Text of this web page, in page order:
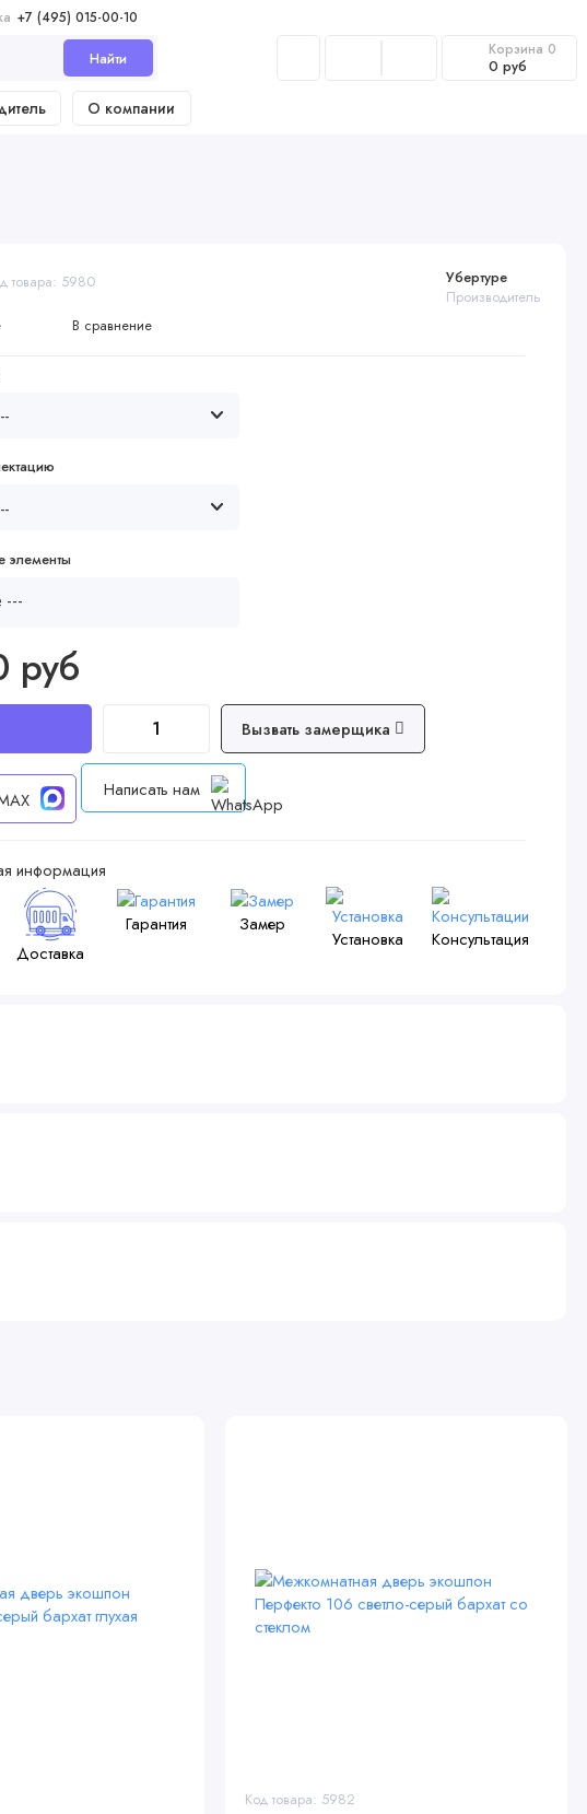
+7 (495) 015-00-10
Найти Корзина 0
0 руб
О компании
товара: 5980
Убертуре
Производитель
В сравнение
элементы
---
руб
Вызвать замерщика
Написать нам
информация
Доставка
Гарантия Замер
Установка Консультация
Код товара: 5982